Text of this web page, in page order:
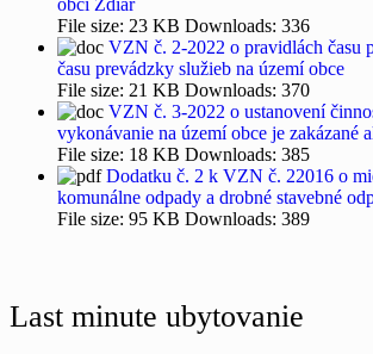
File size: 23 KB Downloads: 336
VZN č. 2-2022 o pravidlách času
času prevádzky služieb na území obce
File size: 21 KB Downloads: 370
VZN č. 3-2022 o ustanovení
vykonávanie na území obce je zakázané
File size: 18 KB Downloads: 385
Dodatku č. 2 k VZN č. 22016 o
komunálne odpady a drobné stavebné
File size: 95 KB Downloads: 389
Last minute ubytovanie